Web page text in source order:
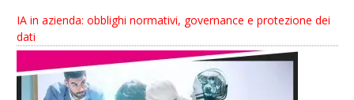
IA in azienda: obblighi normativi, governance e protezione dei
dati